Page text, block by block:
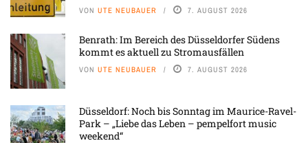
VON UTE NEUBAUER 7. AUGUST 2026
Benrath: Im Bereich des Düsseldorfer Südens
kommt es aktuell zu Stromausfällen
VON UTE NEUBAUER 7. AUGUST 2026
Düsseldorf: Noch bis Sonntag im Maurice-Ravel-
Park – „Liebe das Leben – pempelfort music
weekend“